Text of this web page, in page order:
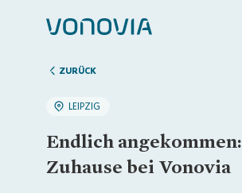
Zuhause finden
Mein Zuhause
ZURÜCK
LEIPZIG
Endlich angekommen:
Zuhause bei Vonovia